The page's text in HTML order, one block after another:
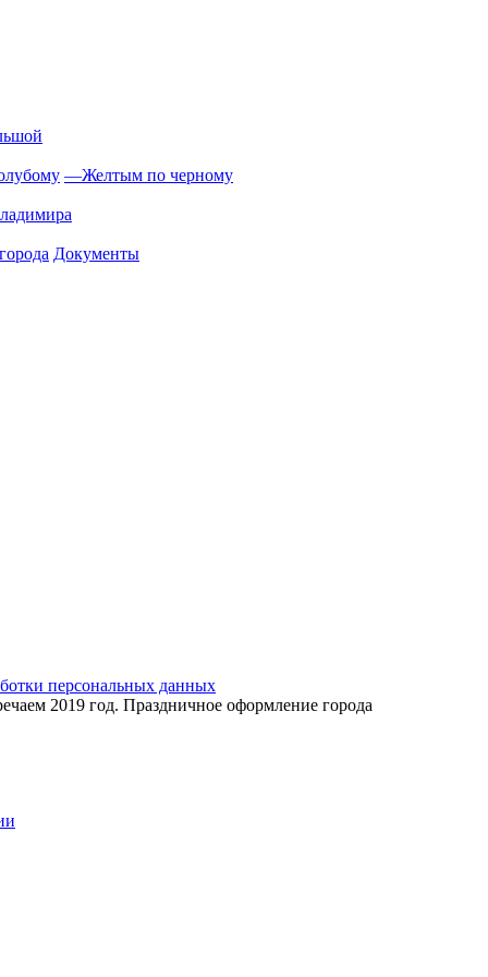
—Желтым по черному
Документы
персональных данных
2019 год. Праздничное оформление города